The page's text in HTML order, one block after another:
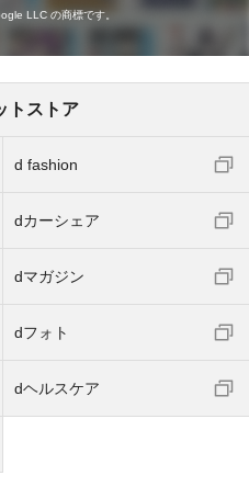
LLC の商標です。
トストア
d fashion
dカーシェア
dマガジン
dフォト
dヘルスケア